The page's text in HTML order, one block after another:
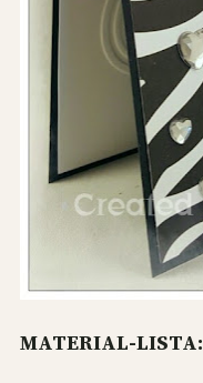
MATERIAL-LISTA: